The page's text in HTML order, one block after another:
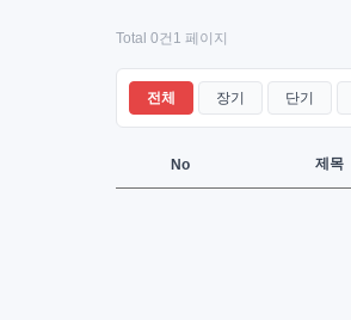
Total 0건 1 페이지
전체 장기 단기
No 제목